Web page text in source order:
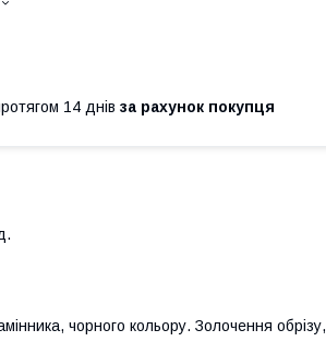
14 днів за рахунок покупця
чорного кольору. Золочення обрізу,